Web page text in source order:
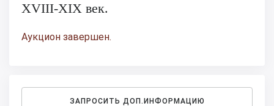
ХVIII-ХIХ век.
Аукцион завершен.
ЗАПРОСИТЬ ДОП.ИНФОРМАЦИЮ